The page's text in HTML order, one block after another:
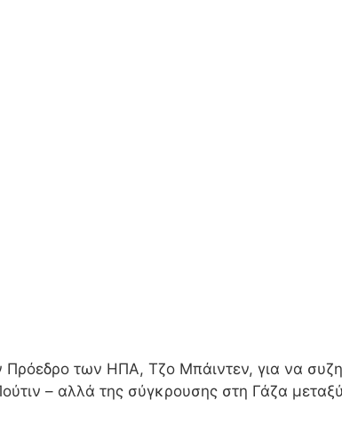
Πρόεδρο των ΗΠΑ, Τζο Μπάιντεν, για να
– αλλά της σύγκρουσης στη Γάζα